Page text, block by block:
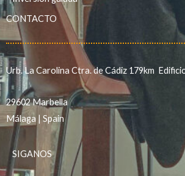
CONTACTO
Urb. La Carolina Ctra. de Cádiz 179km
29602 Marbella
Málaga | Spain
SIGANOS